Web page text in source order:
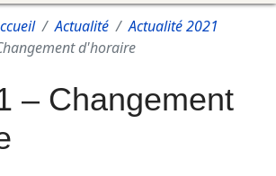
Actualité
Actualité 2021
d'horaire
– Changement